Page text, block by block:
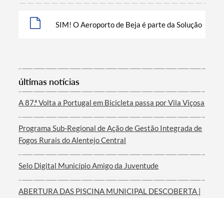
Termo de Pesquisa
SIM! O Aeroporto de Beja é parte da Solução
últimas notícias
A 87.ª Volta a Portugal em Bicicleta passa por Vila Viçosa
Programa Sub-Regional de Ação de Gestão Integrada de
Fogos Rurais do Alentejo Central
Selo Digital Município Amigo da Juventude
ABERTURA DAS PISCINA MUNICIPAL DESCOBERTA |